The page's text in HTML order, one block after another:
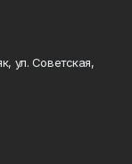
ул. Советская,